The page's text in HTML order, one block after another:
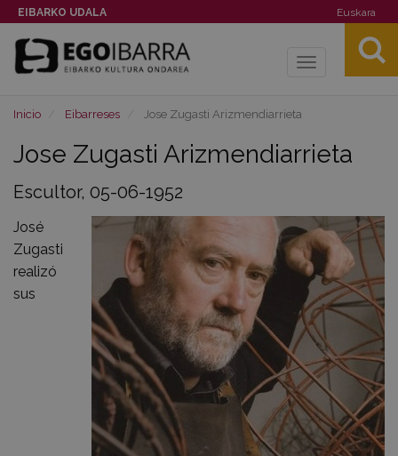
EIBARKO UDALA Euskara
Toggle
Inicio Eibarreses Jose Zugasti Arizmendiarrieta
Jose Zugasti Arizmendiarrieta
Escultor, 05-06-1952
José
Zugasti
realizó
sus